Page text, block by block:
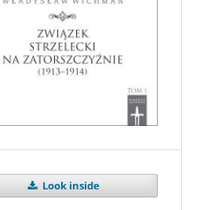
Look inside